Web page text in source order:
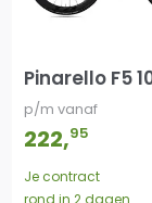
Pinarello F5
p/m vanaf
222,95
Je contract